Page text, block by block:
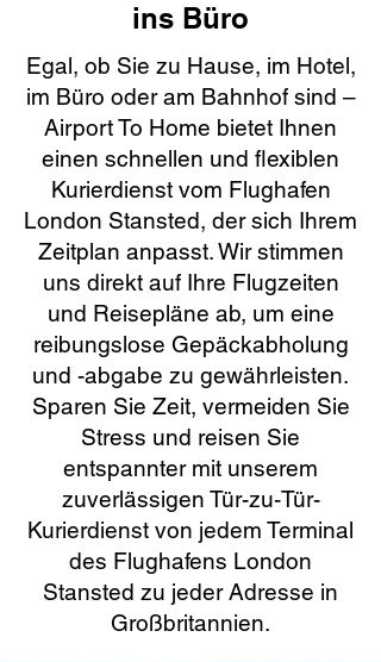
ins Büro
Egal, ob Sie zu Hause, im Hotel,
im Büro oder am Bahnhof sind –
Airport To Home bietet Ihnen
einen schnellen und flexiblen
Kurierdienst vom Flughafen
London Stansted, der sich Ihrem
Zeitplan anpasst. Wir stimmen
uns direkt auf Ihre Flugzeiten
und Reisepläne ab, um eine
reibungslose Gepäckabholung
und -abgabe zu gewährleisten.
Sparen Sie Zeit, vermeiden Sie
Stress und reisen Sie
entspannter mit unserem
zuverlässigen Tür-zu-Tür-
Kurierdienst von jedem Terminal
des Flughafens London
Stansted zu jeder Adresse in
Großbritannien.